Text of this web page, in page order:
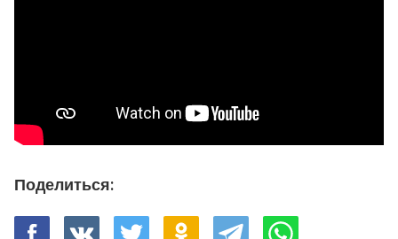
Поделиться: